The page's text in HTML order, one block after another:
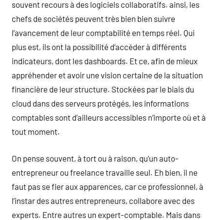
souvent recours à des logiciels collaboratifs. ainsi, les
chefs de sociétés peuvent très bien bien suivre
l’avancement de leur comptabilité en temps réel. Qui
plus est, ils ont la possibilité d’accéder à différents
indicateurs, dont les dashboards. Et ce, afin de mieux
appréhender et avoir une vision certaine de la situation
financière de leur structure. Stockées par le biais du
cloud dans des serveurs protégés, les informations
comptables sont d’ailleurs accessibles n’importe où et à
tout moment.
On pense souvent, à tort ou à raison, qu’un auto-
entrepreneur ou freelance travaille seul. Eh bien, il ne
faut pas se fier aux apparences, car ce professionnel, à
l’instar des autres entrepreneurs, collabore avec des
experts. Entre autres un expert-comptable. Mais dans